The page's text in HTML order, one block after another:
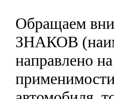
Обращаем
ЗНАКОВ
направлено